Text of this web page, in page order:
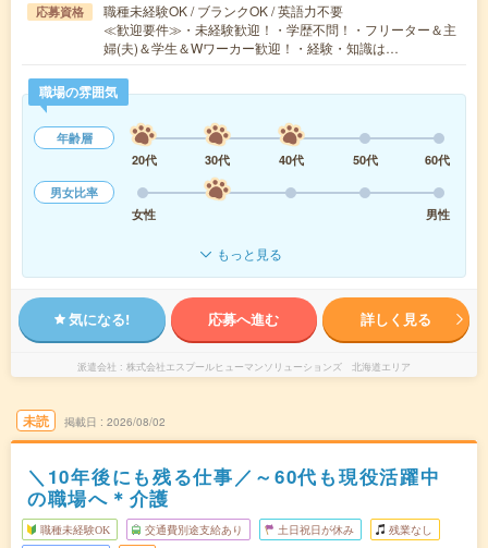
応募資格
職種未経験OK / ブランクOK / 英語力不要
≪歓迎要件≫・未経験歓迎！・学歴不問！・フリーター＆主
婦(夫)＆学生＆Wワーカー歓迎！・経験・知識は…
職場の雰囲気
年齢層
20代
30代 40代 50代
60代
男女比率
女性
男性
もっと見る
気になる! 応募へ進む 詳しく見る
派遣会社 株式会社エスプールヒューマンソリューションズ 北海道エリア
未読 掲載日 2026/08/02
＼10年後にも残る仕事／～60代も現役活躍中
の職場へ＊介護
職種未経験OK 交通費別途支給あり 土日祝日が休み 残業なし